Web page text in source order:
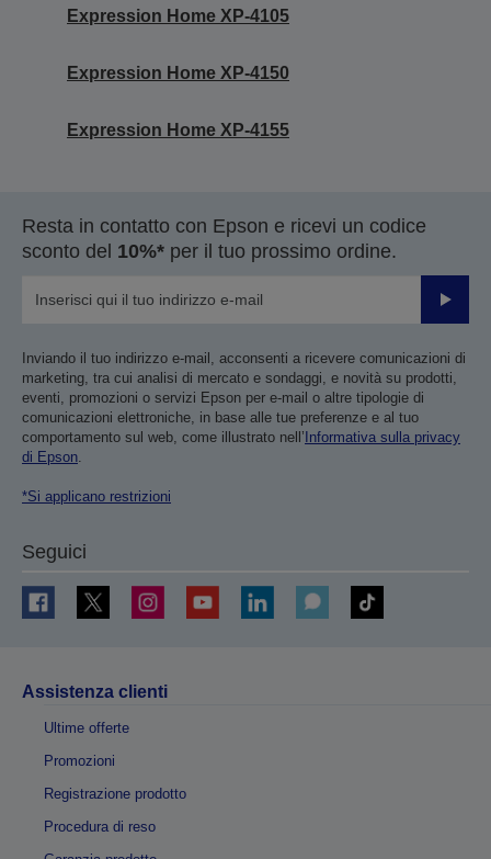
Expression Home XP-4105
Expression Home XP-4150
Expression Home XP-4155
Resta in contatto con Epson e ricevi un codice
sconto del 10%* per il tuo prossimo ordine.
Invia
Inviando il tuo indirizzo e-mail, acconsenti a ricevere comunicazioni di
marketing, tra cui analisi di mercato e sondaggi, e novità su prodotti,
eventi, promozioni o servizi Epson per e-mail o altre tipologie di
comunicazioni elettroniche, in base alle tue preferenze e al tuo
comportamento sul web, come illustrato nell’ Informativa sulla privacy
di Epson.
*Si applicano restrizioni
Seguici
Assistenza clienti
Ultime offerte
Promozioni
Registrazione prodotto
Procedura di reso